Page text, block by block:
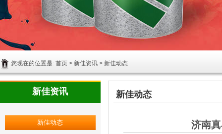
您现在的位置是: 首页 > 新佳资讯 > 新佳动态
新佳资讯
新佳动态
新佳动态
济南